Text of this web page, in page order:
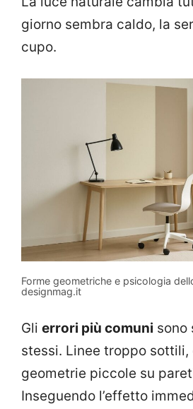
giorno sembra caldo, la
cupo.
Forme geometriche e psicologia
designmag.it
Gli errori più comuni sono
stessi. Linee troppo
geometrie piccole su
Inseguendo l’effetto